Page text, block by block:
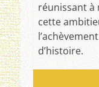
réunissant à
cette
d’histoire.